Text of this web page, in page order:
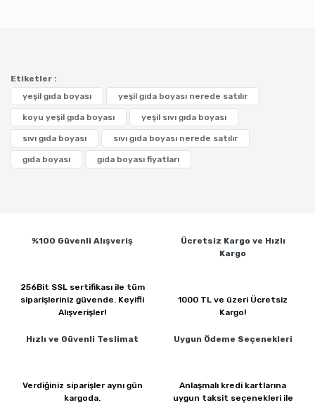
Etiketler :
yeşil gıda boyası
yeşil gıda boyası nerede satılır
koyu yeşil gıda boyası yeşil sıvı gıda boyası
sıvı gıda boyası sıvı gıda boyası nerede satılır
gıda boyası gıda boyası fiyatları
%100 Güvenli Alışveriş
256Bit SSL sertifikası ile tüm
siparişleriniz güvende. Keyifli
Alışverişler!
Ücretsiz Kargo ve Hızlı
Kargo
1000 TL ve üzeri Ücretsiz
Kargo!
Hızlı ve Güvenli Teslimat
Verdiğiniz siparişler aynı gün
kargoda.
Uygun Ödeme Seçenekleri
Anlaşmalı kredi kartlarına
uygun taksit seçenekleri ile